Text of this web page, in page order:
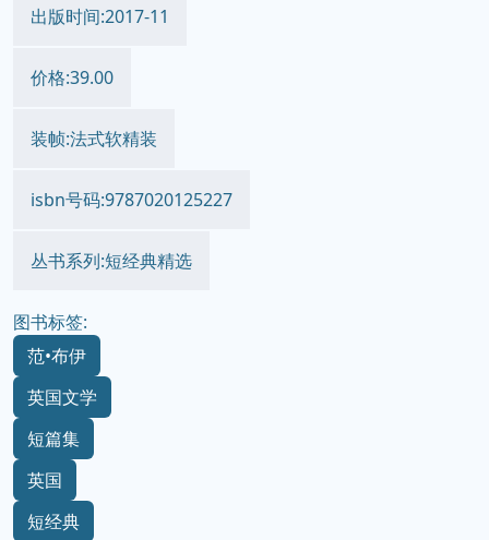
出版时间:2017-11
价格:39.00
装帧:法式软精装
isbn号码:9787020125227
丛书系列:短经典精选
图书标签:
范•布伊
英国文学
短篇集
英国
短经典